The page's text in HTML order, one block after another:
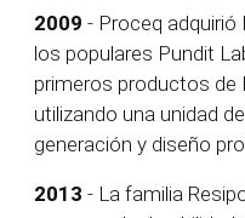
2009 - Proceq
los populares Pundit
primeros productos de
utilizando una unidad
generación y diseño
2013 - La familia